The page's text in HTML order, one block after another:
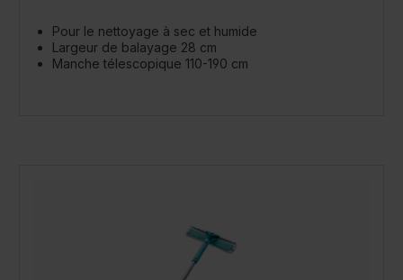
Pour le nettoyage à sec et humide
Largeur de balayage 28 cm
Manche télescopique 110-190 cm